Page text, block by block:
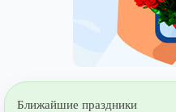
Ближайшие праздники